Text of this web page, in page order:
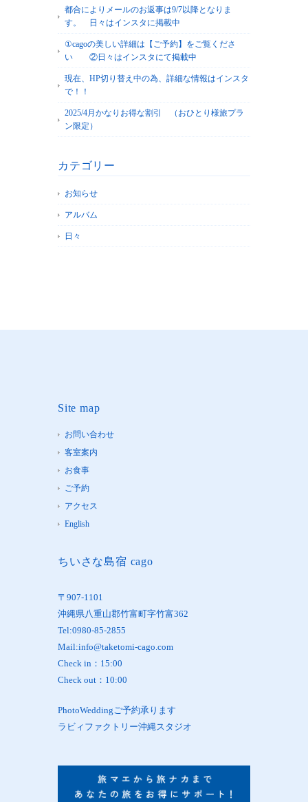
都合によりメールのお返事は9/7以降となりま
す。 日々はインスタに掲載中
①cagoの美しい詳細は【ご予約】をご覧くださ
い ②日々はインスタにて掲載中
現在、HP切り替え中の為、詳細な情報はインスタ
で！！
2025/4月かなりお得な割引 （おひとり様旅プラ
ン限定）
カテゴリー
お知らせ
アルバム
日々
Site map
お問い合わせ
客室案内
お食事
ご予約
アクセス
English
ちいさな島宿 cago
〒907-1101
沖縄県八重山郡竹富町字竹富362
Tel:0980-85-2855
Mail:info@taketomi-cago.com
Check in：15:00
Check out：10:00
PhotoWeddingご予約承ります
ラビィファクトリー沖縄スタジオ